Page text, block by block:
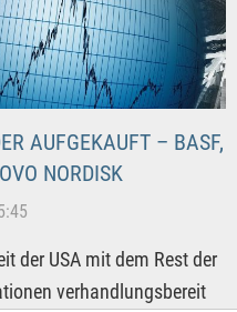
AUFGEKAUFT – BASF,
NORDISK
der USA mit dem Rest der
verhandlungsbereit